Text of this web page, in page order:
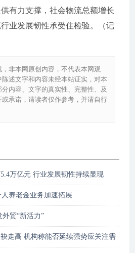
有力支撑，社会物流总额增长
业发展韧性承受住检验。（记
非本网原创内容，不代表本网观
述文字和内容未经本站证实，对本
内容、文字的真实性、完整性、及
承诺，请读者仅作参考，并请自行
万亿元 行业发展韧性持续显现
养老金业务加速拓展
贸“新活力”
走高 机构称能否延续强势应关注需